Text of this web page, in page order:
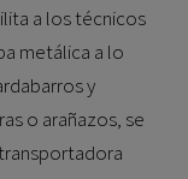
a los técnicos
metálica a lo
y
o arañazos, se